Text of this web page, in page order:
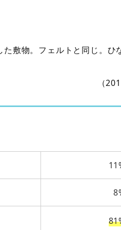
敷物。フェルトと同じ。ひ
（